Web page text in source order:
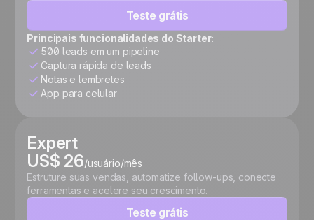
Teste grátis
Principais funcionalidades do Starter:
500 leads em um pipeline
Captura rápida de leads
Notas e lembretes
App para celular
Expert
US$ 26/usuário/mês
Estruture suas vendas, automatize follow-ups, conecte
ferramentas e acelere seu crescimento.
Teste grátis